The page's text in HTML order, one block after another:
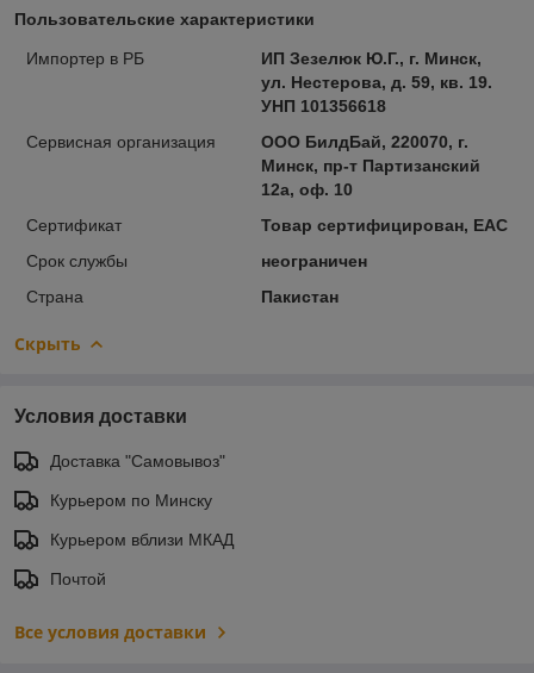
Пользовательские характеристики
Импортер в РБ
ИП Зезелюк Ю.Г., г. Минск,
ул. Нестерова, д. 59, кв. 19.
УНП 101356618
Сервисная организация
ООО БилдБай, 220070, г.
Минск, пр-т Партизанский
12а, оф. 10
Сертификат
Товар сертифицирован, ЕАС
Срок службы
неограничен
Страна
Пакистан
Скрыть
Условия доставки
Доставка "Самовывоз"
Курьером по Минску
Курьером вблизи МКАД
Почтой
Все условия доставки